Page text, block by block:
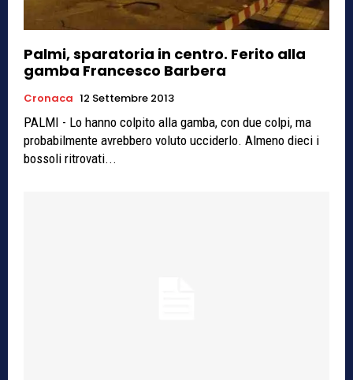
Palmi, sparatoria in centro. Ferito alla
gamba Francesco Barbera
Cronaca 12 Settembre 2013
PALMI - Lo hanno colpito alla gamba, con due colpi, ma
probabilmente avrebbero voluto ucciderlo. Almeno dieci i
bossoli ritrovati...